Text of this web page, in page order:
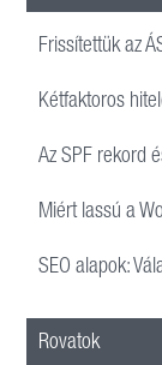
Frissítettük az
Kétfaktoros
Az SPF rekord
Miért lassú a
SEO alapok:
Rovatok